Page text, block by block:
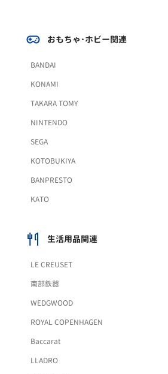
おもちゃ･ホビー関連
BANDAI
KONAMI
TAKARA TOMY
NINTENDO
SEGA
KOTOBUKIYA
BANPRESTO
KATO
生活用品関連
LE CREUSET
南部鉄器
WEDGWOOD
ROYAL COPENHAGEN
Baccarat
LLADRO